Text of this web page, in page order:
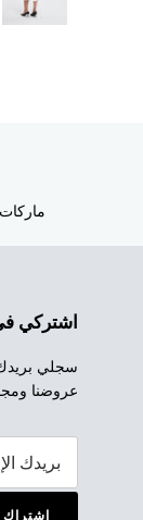
اشتركي
سجلي
عروضنا
إشتراك